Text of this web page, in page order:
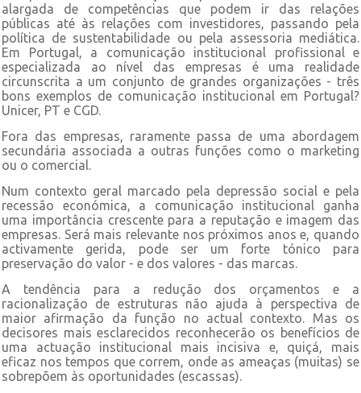
alargada de competências que podem ir das relações
públicas até às relações com investidores, passando pela
política de sustentabilidade ou pela assessoria mediática.
Em Portugal, a comunicação institucional profissional e
especializada ao nível das empresas é uma realidade
circunscrita a um conjunto de grandes organizações - três
bons exemplos de comunicação institucional em Portugal?
Unicer, PT e CGD.
Fora das empresas, raramente passa de uma abordagem
secundária associada a outras funções como o marketing
ou o comercial.
Num contexto geral marcado pela depressão social e pela
recessão económica, a comunicação institucional ganha
uma importância crescente para a reputação e imagem das
empresas. Será mais relevante nos próximos anos e, quando
activamente gerida, pode ser um forte tónico para
preservação do valor - e dos valores - das marcas.
A tendência para a redução dos orçamentos e a
racionalização de estruturas não ajuda à perspectiva de
maior afirmação da função no actual contexto. Mas os
decisores mais esclarecidos reconhecerão os benefícios de
uma actuação institucional mais incisiva e, quiçá, mais
eficaz nos tempos que correm, onde as ameaças (muitas) se
sobrepõem às oportunidades (escassas).